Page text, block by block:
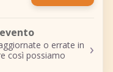
o errate in
così possiamo
›